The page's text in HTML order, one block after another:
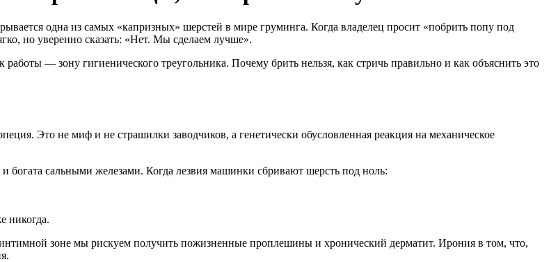
одна из самых «капризных» шерстей в мире груминга. Когда владелец просит «побрить попу под
но уверенно сказать: «Нет. Мы сделаем лучше».
— зону гигиенического треугольника. Почему брить нельзя, как стричь правильно и как объяснить это
Это не миф и не страшилки заводчиков, а генетически обусловленная реакция на механическое
сальными железами. Когда лезвия машинки сбривают шерсть под ноль:
никогда.
зоне мы рискуем получить пожизненные проплешины и хронический дерматит. Ирония в том, что,